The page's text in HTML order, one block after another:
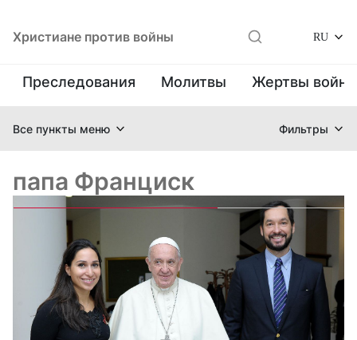
Христиане против войны RU
Преследования Молитвы Жертвы
Все пункты меню Фильтры
папа Франциск